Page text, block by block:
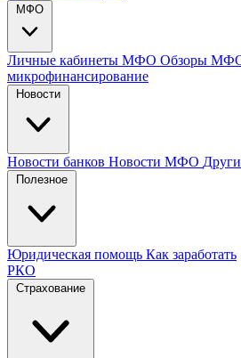
МФО
Личные кабинеты МФО Обзоры
микрофинансирование
Новости
Новости банков Новости МФО
Полезное
Юридическая помощь Как заработать
РКО
Страхование